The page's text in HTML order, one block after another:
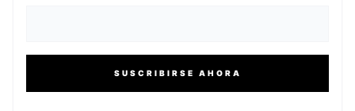
SUSCRIBIRSE AHORA